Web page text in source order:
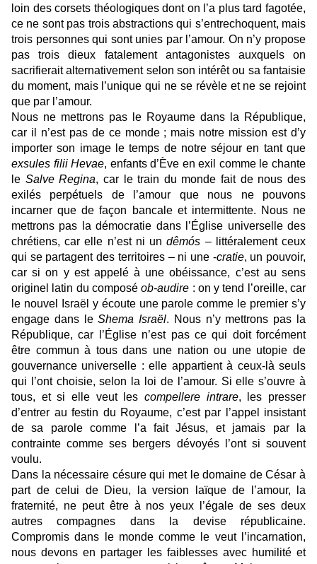
loin des corsets théologiques dont on l’a plus tard fagotée,
ce ne sont pas trois abstractions qui s’entrechoquent, mais
trois personnes qui sont unies par l’amour. On n’y propose
pas trois dieux fatalement antagonistes auxquels on
sacrifierait alternativement selon son intérêt ou sa fantaisie
du moment, mais l’unique qui ne se révèle et ne se rejoint
que par l’amour.
Nous ne mettrons pas le Royaume dans la République,
car il n’est pas de ce monde ; mais notre mission est d’y
importer son image le temps de notre séjour en tant que
exsules filii Hevae, enfants d’Ève en exil comme le chante
le Salve Regina, car le train du monde fait de nous des
exilés perpétuels de l’amour que nous ne pouvons
incarner que de façon bancale et intermittente. Nous ne
mettrons pas la démocratie dans l’Église universelle des
chrétiens, car elle n’est ni undêmós – littéralement ceux
qui se partagent des territoires – ni une -cratie, un pouvoir,
car si on y est appelé à une obéissance, c’est au sens
originel latin du composéob-audire : on y tend l’oreille, car
le nouvel Israël y écoute une parole comme le premier s’y
engage dans leShema Israël. Nous n’y mettrons pas la
République, car l’Église n’est pas ce qui doit forcément
être commun à tous dans une nation ou une utopie de
gouvernance universelle : elle appartient à ceux-là seuls
qui l’ont choisie, selon la loi de l’amour. Si elle s’ouvre à
tous, et si elle veut les compellere intrare, les presser
d’entrer au festin du Royaume, c’est par l’appel insistant
de sa parole comme l’a fait Jésus, et jamais par la
contrainte comme ses bergers dévoyés l’ont si souvent
voulu.
Dans la nécessaire césure qui met le domaine de César à
part de celui de Dieu, la version laïque de l’amour, la
fraternité, ne peut être à nos yeux l’égale de ses deux
autres compagnes dans la devise républicaine.
Compromis dans le monde comme le veut l’incarnation,
nous devons en partager les faiblesses avec humilité et